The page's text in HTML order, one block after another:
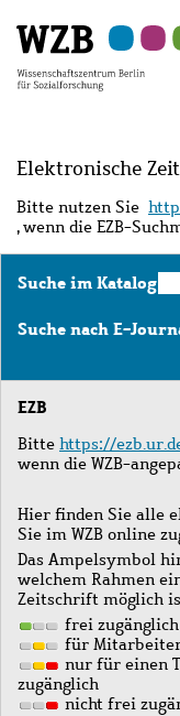
Hauptinhalt
springen
Navigation
springen
Suche
springen
Sekundärnavigation
springen
Fußzeile
springen
Elektronische
Bitte nutzen Sie
, wenn die EZB-
Suche im Katalog
im
Suche nach E-
EZB
Bitte https://
wenn die WZB-
Hier finden Sie alle
Sie im WZB online
Das Ampelsymbol
welchem Rahmen
Zeitschrift möglich
frei zugänglich
für
nur für einen
zugänglich
nicht frei